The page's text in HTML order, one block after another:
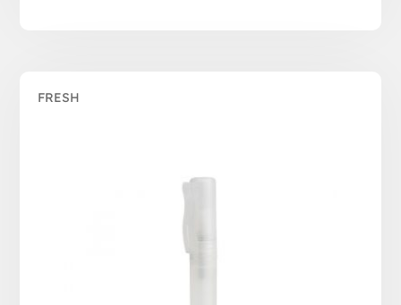
FRESH